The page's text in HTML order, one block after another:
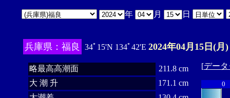
年 月 日
兵庫県：福良 34ﾟ15'N 134ﾟ42'E 2024年04月15日(月)
略最高高潮面
211.8 cm
大 潮 升
171.1 cm
[デー
0